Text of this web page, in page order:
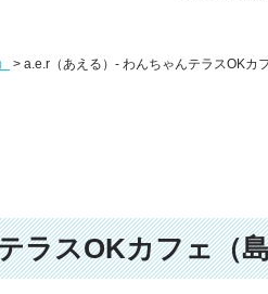
> a.e.r（あえる）- わんちゃんテラスOKカ
ラスOKカフェ（